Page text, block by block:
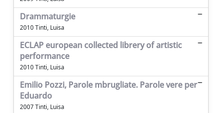
Drammaturgie
2010 Tinti, Luisa
ECLAP european collected librery of artistic
performance
2010 Tinti, Luisa
Emilio Pozzi, Parole mbrugliate. Parole vere per
Eduardo
2007 Tinti, Luisa